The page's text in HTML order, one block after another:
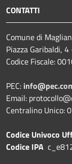
CONTATTI
Comune di
Piazza Garibaldi,
Codice Fiscale:
PEC:
Email:
Centralino Unico:
Codice Univoco
Codice IPA